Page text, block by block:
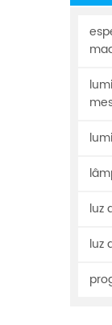
luz
luz